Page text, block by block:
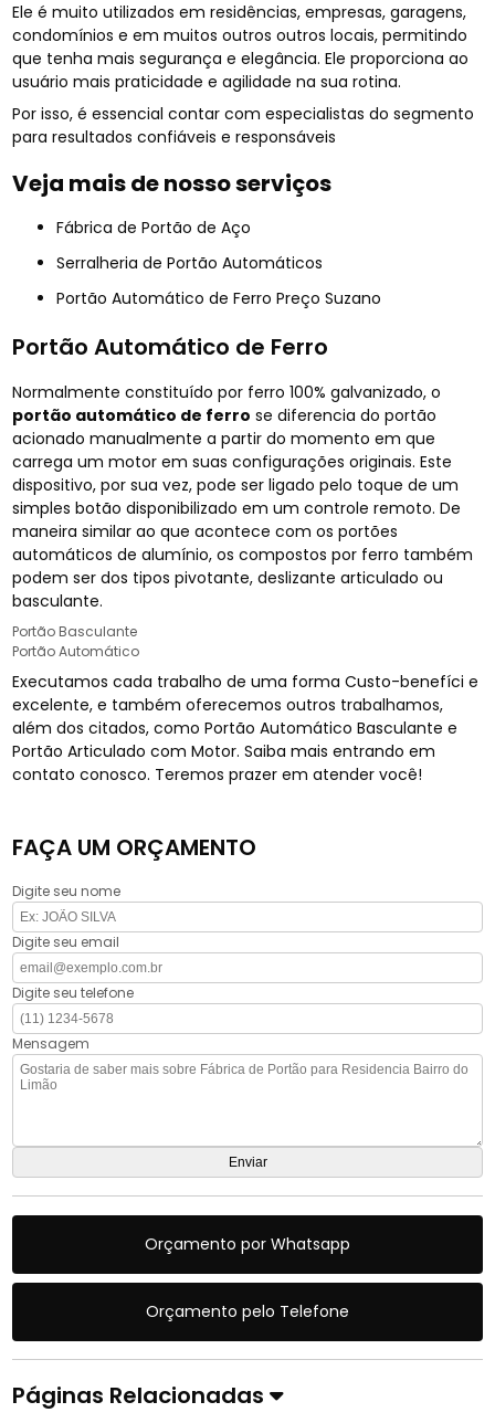
Ele é muito utilizados em residências, empresas, garagens,
condomínios e em muitos outros outros locais, permitindo
que tenha mais segurança e elegância. Ele proporciona ao
usuário mais praticidade e agilidade na sua rotina.
Por isso, é essencial contar com especialistas do segmento
para resultados confiáveis e responsáveis
Veja mais de nosso serviços
Fábrica de Portão de Aço
Serralheria de Portão Automáticos
Portão Automático de Ferro Preço Suzano
Portão Automático de Ferro
Normalmente constituído por ferro 100% galvanizado, o
portão automático de ferro se diferencia do portão
acionado manualmente a partir do momento em que
carrega um motor em suas configurações originais. Este
dispositivo, por sua vez, pode ser ligado pelo toque de um
simples botão disponibilizado em um controle remoto. De
maneira similar ao que acontece com os portões
automáticos de alumínio, os compostos por ferro também
podem ser dos tipos pivotante, deslizante articulado ou
basculante.
Portão Basculante
Portão Automático
Executamos cada trabalho de uma forma Custo-benefíci e
excelente, e também oferecemos outros trabalhamos,
além dos citados, como Portão Automático Basculante e
Portão Articulado com Motor. Saiba mais entrando em
contato conosco. Teremos prazer em atender você!
FAÇA UM ORÇAMENTO
Digite seu nome
Digite seu email
Digite seu telefone
Mensagem
Orçamento por Whatsapp
Orçamento pelo Telefone
Páginas Relacionadas